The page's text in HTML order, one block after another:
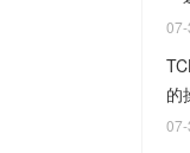
07-
的